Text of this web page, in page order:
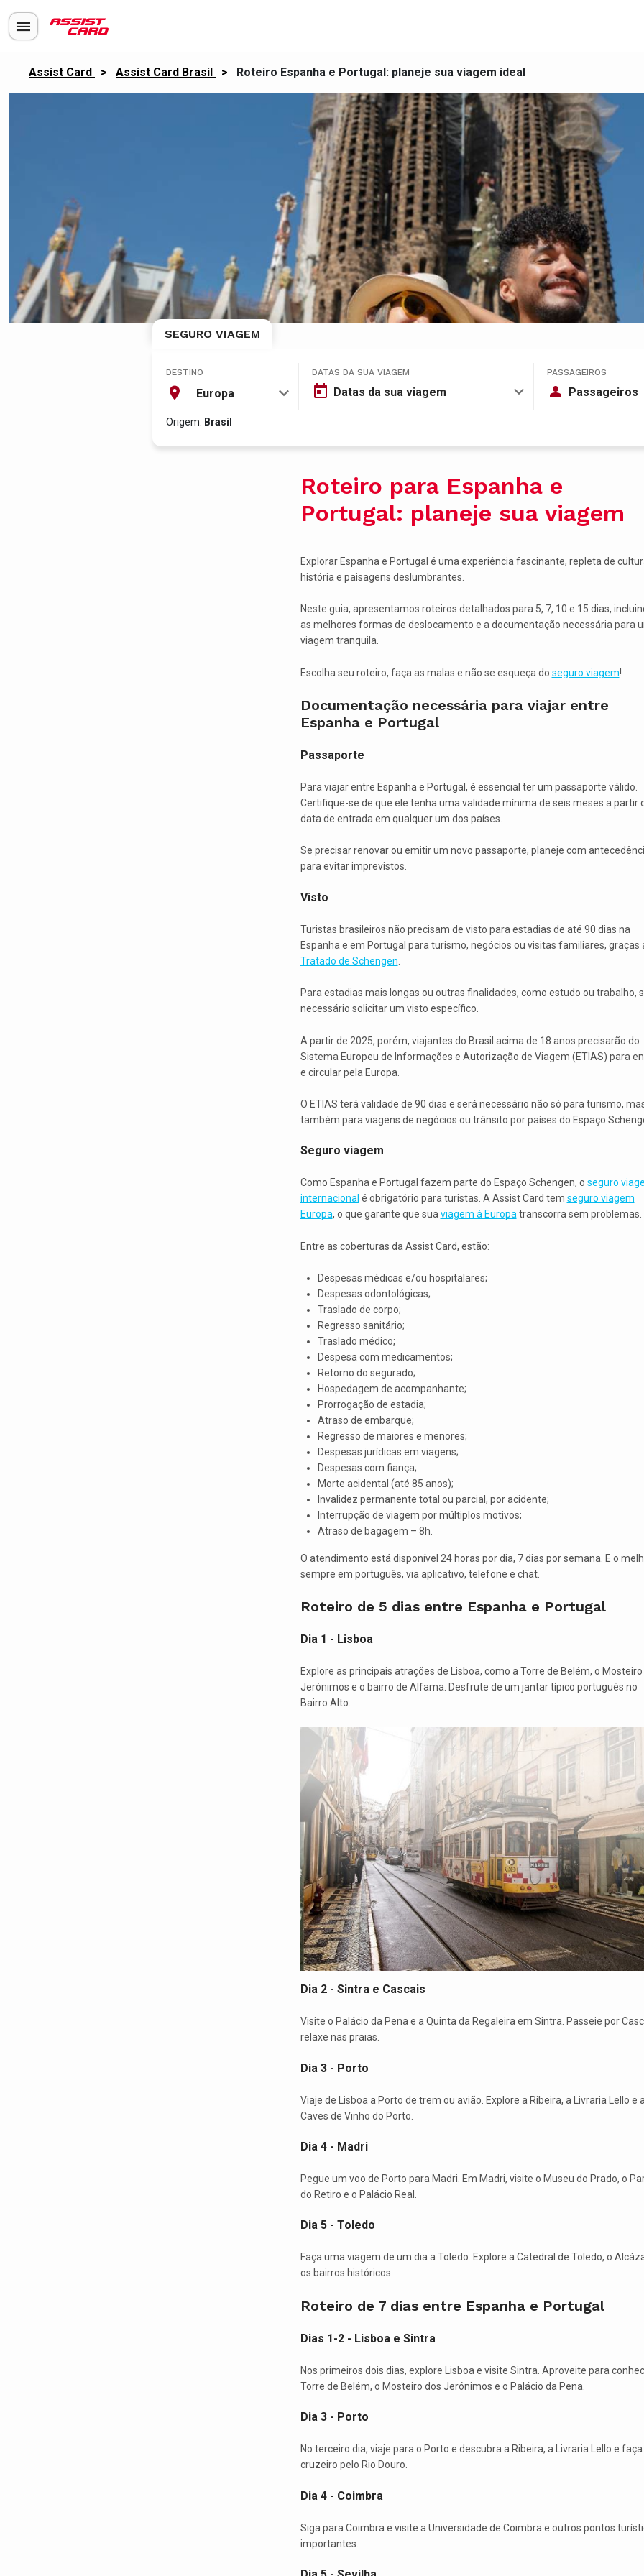
Assist Card > Assist Card Brasil > Roteiro Espanha e Portugal: planeje sua viagem ideal
SEGURO VIAGEM
DESTINO
Europa
DATAS DA SUA VIAGEM
Datas da sua viagem
PASSAGEIROS
Passageiros
Origem: Brasil
Roteiro para Espanha e
Portugal: planeje sua viagem
Explorar Espanha e Portugal é uma experiência fascinante, repleta de
história e paisagens deslumbrantes.
Neste guia, apresentamos roteiros detalhados para 5, 7, 10 e 15 dias,
as melhores formas de deslocamento e a documentação necessária para
viagem tranquila.
Escolha seu roteiro, faça as malas e não se esqueça do seguro viagem!
Documentação necessária para viajar entre
Espanha e Portugal
Passaporte
Para viajar entre Espanha e Portugal, é essencial ter um passaporte válido.
Certifique-se de que ele tenha uma validade mínima de seis meses a partir
data de entrada em qualquer um dos países.
Se precisar renovar ou emitir um novo passaporte, planeje com
para evitar imprevistos.
Visto
Turistas brasileiros não precisam de visto para estadias de até 90 dias na
Espanha e em Portugal para turismo, negócios ou visitas familiares, graças
Tratado de Schengen
Para estadias mais longas ou outras finalidades, como estudo ou trabalho,
necessário solicitar um visto específico.
A partir de 2025, porém, viajantes do Brasil acima de 18 anos precisarão do
Sistema Europeu de Informações e Autorização de Viagem (ETIAS) para
e circular pela Europa.
O ETIAS terá validade de 90 dias e será necessário não só para turismo,
também para viagens de negócios ou trânsito por países do Espaço
Seguro viagem
Como Espanha e Portugal fazem parte do Espaço Schengen, o seguro
internacional é obrigatório para turistas. A Assist Card tem seguro viagem
Europa, o que garante que suaviagem à Europatranscorra sem problemas.
Entre as coberturas da Assist Card, estão:
Despesas médicas e/ou hospitalares;
Despesas odontológicas;
Traslado de corpo;
Regresso sanitário;
Traslado médico;
Despesa com medicamentos;
Retorno do segurado;
Hospedagem de acompanhante;
Prorrogação de estadia;
Atraso de embarque;
Regresso de maiores e menores;
Despesas jurídicas em viagens;
Despesas com fiança;
Morte acidental (até 85 anos);
Invalidez permanente total ou parcial, por acidente;
Interrupção de viagem por múltiplos motivos;
Atraso de bagagem – 8h.
O atendimento está disponível 24 horas por dia, 7 dias por semana. E o
sempre em português, via aplicativo, telefone e chat.
Roteiro de 5 dias entre Espanha e Portugal
Dia 1 - Lisboa
Explore as principais atrações de Lisboa, como a Torre de Belém, o
Jerónimos e o bairro de Alfama. Desfrute de um jantar típico português no
Bairro Alto.
Dia 2 - Sintra e Cascais
Visite o Palácio da Pena e a Quinta da Regaleira em Sintra. Passeie por
relaxe nas praias.
Dia 3 - Porto
Viaje de Lisboa a Porto de trem ou avião. Explore a Ribeira, a Livraria Lello e
Caves de Vinho do Porto.
Dia 4 - Madri
Pegue um voo de Porto para Madri. Em Madri, visite o Museu do Prado, o
do Retiro e o Palácio Real.
Dia 5 - Toledo
Faça uma viagem de um dia a Toledo. Explore a Catedral de Toledo, o
os bairros históricos.
Roteiro de 7 dias entre Espanha e Portugal
Dias 1-2 - Lisboa e Sintra
Nos primeiros dois dias, explore Lisboa e visite Sintra. Aproveite para
Torre de Belém, o Mosteiro dos Jerónimos e o Palácio da Pena.
Dia 3 - Porto
No terceiro dia, viaje para o Porto e descubra a Ribeira, a Livraria Lello e
cruzeiro pelo Rio Douro.
Dia 4 - Coimbra
Siga para Coimbra e visite a Universidade de Coimbra e outros pontos
importantes.